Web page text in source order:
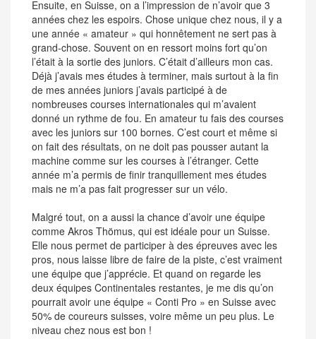
Ensuite, en Suisse, on a l’impression de n’avoir que 3
années chez les espoirs. Chose unique chez nous, il y a
une année « amateur » qui honnêtement ne sert pas à
grand-chose. Souvent on en ressort moins fort qu’on
l’était à la sortie des juniors. C’était d’ailleurs mon cas.
Déjà j’avais mes études à terminer, mais surtout à la fin
de mes années juniors j’avais participé à de
nombreuses courses internationales qui m’avaient
donné un rythme de fou. En amateur tu fais des courses
avec les juniors sur 100 bornes. C’est court et même si
on fait des résultats, on ne doit pas pousser autant la
machine comme sur les courses à l’étranger. Cette
année m’a permis de finir tranquillement mes études
mais ne m’a pas fait progresser sur un vélo.
Malgré tout, on a aussi la chance d’avoir une équipe
comme Akros Thömus, qui est idéale pour un Suisse.
Elle nous permet de participer à des épreuves avec les
pros, nous laisse libre de faire de la piste, c’est vraiment
une équipe que j’apprécie. Et quand on regarde les
deux équipes Continentales restantes, je me dis qu’on
pourrait avoir une équipe « Conti Pro » en Suisse avec
50% de coureurs suisses, voire même un peu plus. Le
niveau chez nous est bon !